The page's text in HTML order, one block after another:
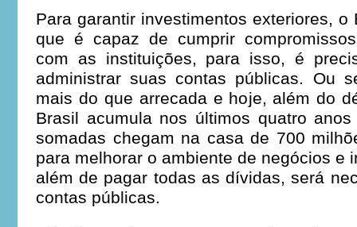
Para garantir investimentos exteriores, o
que é capaz de cumprir
com as instituições, para isso, é
administrar suas contas públicas. Ou
mais do que arrecada e hoje, além do
Brasil acumula nos últimos quatro
somadas chegam na casa de 700
para melhorar o ambiente de negócios e
além de pagar todas as dívidas, será
contas públicas.